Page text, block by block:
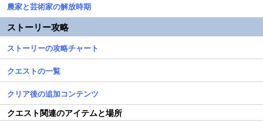
農家と芸術家の解放時期
ストーリー攻略
ストーリーの攻略チャート
クエストの一覧
クリア後の追加コンテンツ
クエスト関連のアイテムと場所